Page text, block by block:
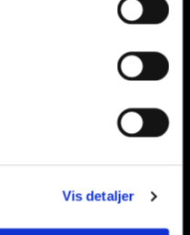
Vis detaljer